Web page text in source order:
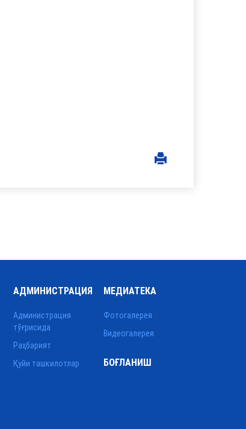
АДМИНИСТРАЦИЯ
Администрация
тўғрисида
Раҳбарият
Қуйи ташкилотлар
МЕДИАТЕКА
Фотогалерея
Видеогалерея
БОҒЛАНИШ